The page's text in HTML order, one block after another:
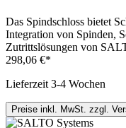
Das Spindschloss bietet
Integration von Spinden,
Zutrittslösungen von
298,06 €*
Lieferzeit 3-4 Wochen
Preise inkl. MwSt. zzgl.